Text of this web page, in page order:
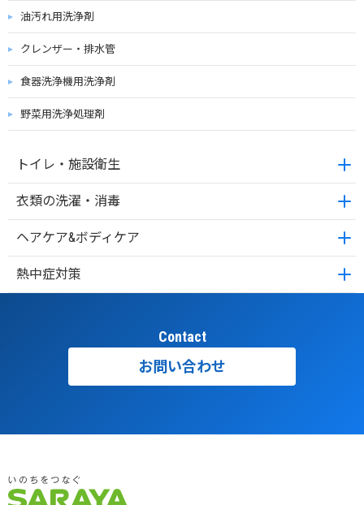
油汚れ用洗浄剤
クレンザー・排水管
食器洗浄機用洗浄剤
野菜用洗浄処理剤
トイレ・施設衛生
衣類の洗濯・消毒
ヘアケア&ボディケア
熱中症対策
Contact
お問い合わせ